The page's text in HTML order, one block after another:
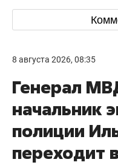
8 августа 2026, 08:35
Генерал
начальник
полиции
переходит